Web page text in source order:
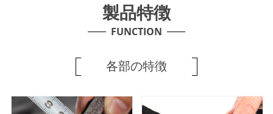
製品特徴
FUNCTION
各部の特徴